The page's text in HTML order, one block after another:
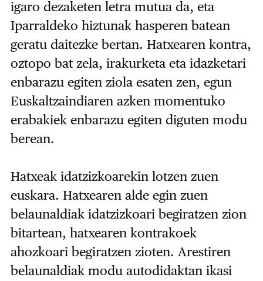
igaro dezaketen letra mutua da, eta
Iparraldeko hiztunak hasperen batean
geratu daitezke bertan. Hatxearen kontra,
oztopo bat zela, irakurketa eta idazketari
enbarazu egiten ziola esaten zen, egun
Euskaltzaindiaren azken momentuko
erabakiek enbarazu egiten diguten modu
berean.
Hatxeak idatzizkoarekin lotzen zuen
euskara. Hatxearen alde egin zuen
belaunaldiak idatzizkoari begiratzen zion
bitartean, hatxearen kontrakoek
ahozkoari begiratzen zioten. Arestiren
belaunaldiak modu autodidaktan ikasi